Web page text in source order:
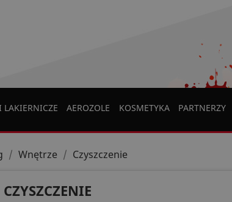
LAKIERNICZE AEROZOLE KOSMETYKA PARTNERZY
Wnętrze Czyszczenie
CZYSZCZENIE